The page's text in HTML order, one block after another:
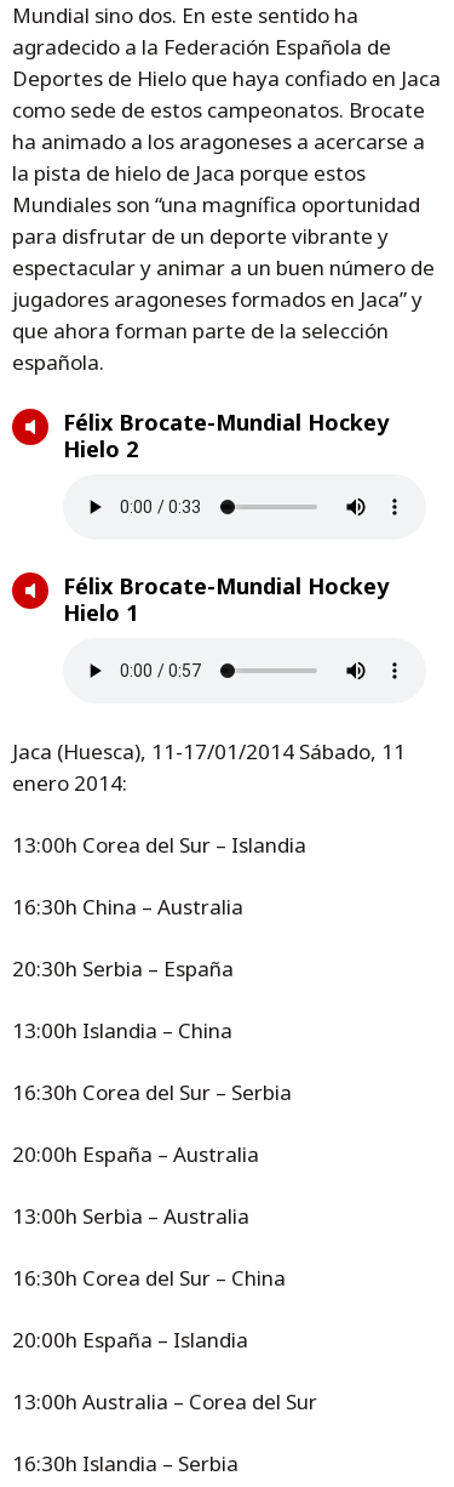
Mundial sino dos. En este sentido ha
agradecido a la Federación Española de
Deportes de Hielo que haya confiado en Jaca
como sede de estos campeonatos. Brocate
ha animado a los aragoneses a acercarse a
la pista de hielo de Jaca porque estos
Mundiales son “una magnífica oportunidad
para disfrutar de un deporte vibrante y
espectacular y animar a un buen número de
jugadores aragoneses formados en Jaca” y
que ahora forman parte de la selección
española.
Félix Brocate-Mundial Hockey
Hielo 2
Félix Brocate-Mundial Hockey
Hielo 1
Jaca (Huesca), 11-17/01/2014 Sábado, 11
enero 2014:
13:00h Corea del Sur – Islandia
16:30h China – Australia
20:30h Serbia – España
13:00h Islandia – China
16:30h Corea del Sur – Serbia
20:00h España – Australia
13:00h Serbia – Australia
16:30h Corea del Sur – China
20:00h España – Islandia
13:00h Australia – Corea del Sur
16:30h Islandia – Serbia